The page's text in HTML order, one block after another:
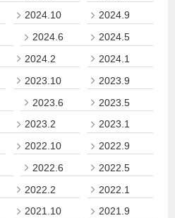
2024.10
2024.9
2024.6
2024.5
2024.2
2024.1
2023.10
2023.9
2023.6
2023.5
2023.2
2023.1
2022.10
2022.9
2022.6
2022.5
2022.2
2022.1
2021.10
2021.9